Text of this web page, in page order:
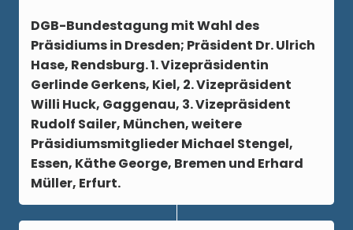
DGB-Bundestagung mit Wahl des
Präsidiums in Dresden; Präsident Dr. Ulrich
Hase, Rendsburg. 1. Vizepräsidentin
Gerlinde Gerkens, Kiel, 2. Vizepräsident
Willi Huck, Gaggenau, 3. Vizepräsident
Rudolf Sailer, München, weitere
Präsidiumsmitglieder Michael Stengel,
Essen, Käthe George, Bremen und Erhard
Müller, Erfurt.